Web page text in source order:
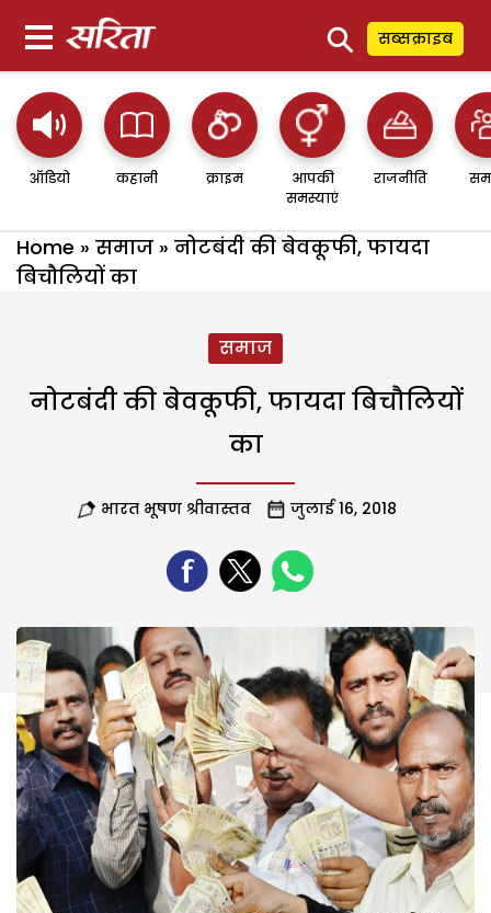
⚲ सब्सक्राइब
ऑडियो कहानी क्राइम
आपकी
समस्याएं
राजनीति
Home » समाज » नोटबंदी की बेवकूफी, फायदा
बिचौलियों का
समाज
नोटबंदी की बेवकूफी, फायदा बिचौलियों
का
भारत भूषण श्रीवास्तव जुलाई 16, 2018